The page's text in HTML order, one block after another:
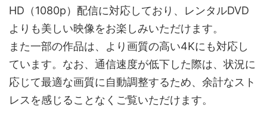
HD（1080p）配信に対応しており、レンタルDVD
よりも美しい映像をお楽しみいただけます。
また一部の作品は、より画質の高い4Kにも対応し
ています。なお、通信速度が低下した際は、状況に
応じて最適な画質に自動調整するため、余計なスト
レスを感じることなくご覧いただけます。